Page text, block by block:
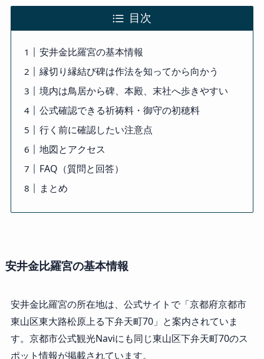
目次
安井金比羅宮の基本情報
縁切り縁結び碑は作法を知ってから向かう
境内は鳥居から碑、本殿、末社へ歩きやすい
公式確認できる祈祷料・御守の初穂料
行く前に確認したい注意点
地図とアクセス
FAQ（質問と回答）
まとめ
安井金比羅宮の基本情報
安井金比羅宮の所在地は、公式サイトで「京都府京都市
東山区東大路松原上る下弁天町70」と案内されていま
す。京都市公式観光Naviにも同じ東山区下弁天町70のス
ポット情報が掲載されています。